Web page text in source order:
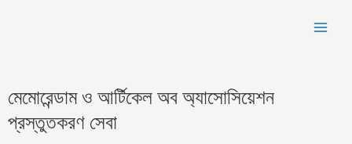
মেমোরেন্ডাম ও আর্টিকেল অব অ্যাসোসিয়েশন
প্রস্তুতকরণ সেবা